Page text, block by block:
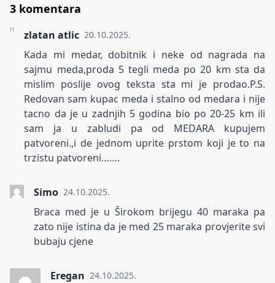
3 komentara
zlatan atlic 20.10.2025.
Kada mi medar, dobitnik i neke od nagrada na
sajmu meda,proda 5 tegli meda po 20 km sta da
mislim poslije ovog teksta sta mi je prodao.P.S.
Redovan sam kupac meda i stalno od medara i nije
tacno da je u zadnjih 5 godina bio po 20-25 km ili
sam ja u zabludi pa od MEDARA kupujem
patvoreni.,i de jednom uprite prstom koji je to na
trzistu patvoreni…….
Simo 24.10.2025.
Braca med je u Širokom brijegu 40 maraka pa
zato nije istina da je med 25 maraka provjerite svi
bubaju cjene
Eregan 24.10.2025.